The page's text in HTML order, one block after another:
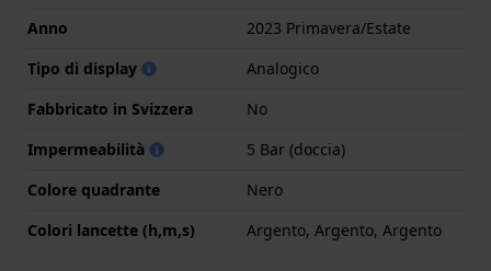
Anno
2023 Primavera/Estate
Tipo di display
Analogico
Fabbricato in Svizzera
No
Impermeabilità
5 Bar (doccia)
Colore quadrante
Nero
Colori lancette (h,m,s)
Argento, Argento, Argento